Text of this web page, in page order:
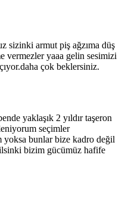
sizinki armut piş ağzıma düş
vermezler yaaa gelin sesimizi
çok beklersiniz.
yaklaşık 2 yıldır taşeron
seçimler
yoksa bunlar bize kadro değil
bizim gücümüz hafife